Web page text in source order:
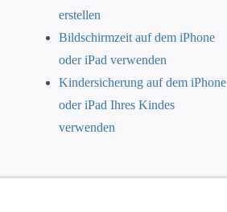
erstellen
Bildschirmzeit auf dem iPhone
oder iPad verwenden
Kindersicherung auf dem iPhone
oder iPad Ihres Kindes
verwenden